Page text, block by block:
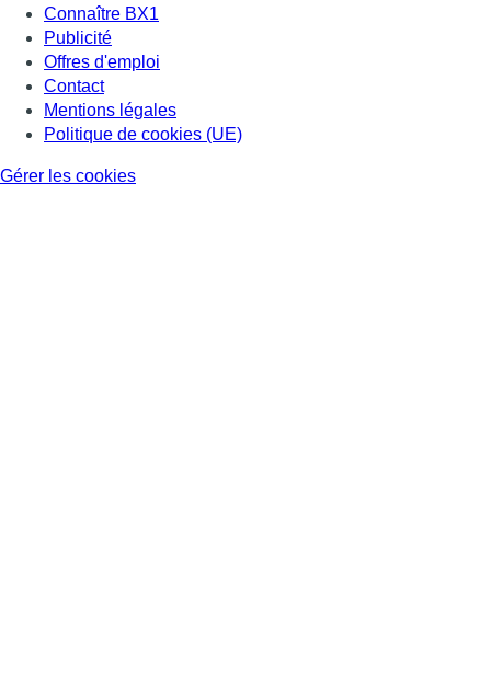
Connaître BX1
Publicité
Offres d'emploi
Contact
Mentions légales
Politique de cookies (UE)
Gérer les cookies